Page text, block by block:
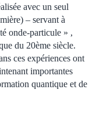
avec un seul
– servant à
onde-particule » ,
du 20ème siècle.
ces expériences ont
importantes
quantique et de